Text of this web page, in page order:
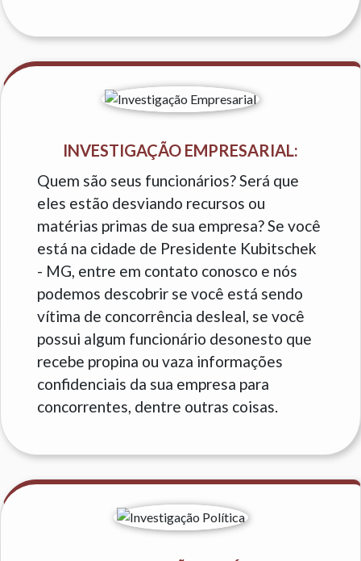
INVESTIGAÇÃO EMPRESARIAL:
Quem são seus funcionários? Será que
eles estão desviando recursos ou
matérias primas de sua empresa? Se você
está na cidade de Presidente Kubitschek
- MG, entre em contato conosco e nós
podemos descobrir se você está sendo
vítima de concorrência desleal, se você
possui algum funcionário desonesto que
recebe propina ou vaza informações
confidenciais da sua empresa para
concorrentes, dentre outras coisas.